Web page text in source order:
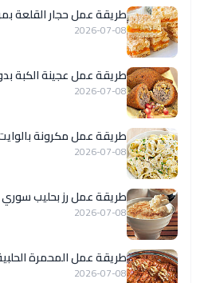
طريقة عمل حجار القلعة
2026-07-08
طريقة عمل عجينة الكبة
2026-07-08
طريقة عمل مكرونة
2026-07-08
طريقة عمل رز بحليب سوري بـ 5
2026-07-08
طريقة عمل المحمرة
2026-07-08